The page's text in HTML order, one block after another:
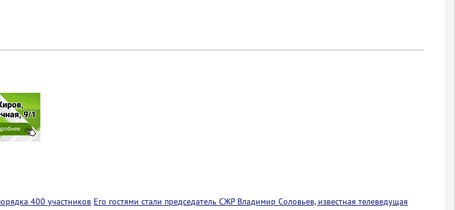
400 участников Его гостями стали председатель СЖР Владимир Соловьев, известная телеведущая